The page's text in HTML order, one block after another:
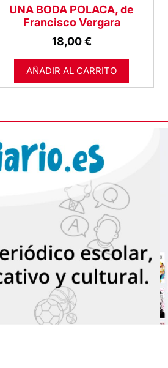
UNA BODA POLACA, de
Francisco Vergara
18,00€
AÑADIR AL CARRITO